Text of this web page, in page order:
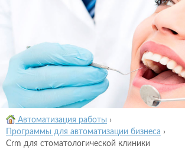
Автоматизация работы ›
Программы для автоматизации бизнеса ›
Crm для стоматологической клиники